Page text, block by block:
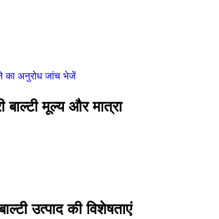
का अनुरोध जांच भेजें
मूल्य और मात्रा
उत्पाद की विशेषताएं